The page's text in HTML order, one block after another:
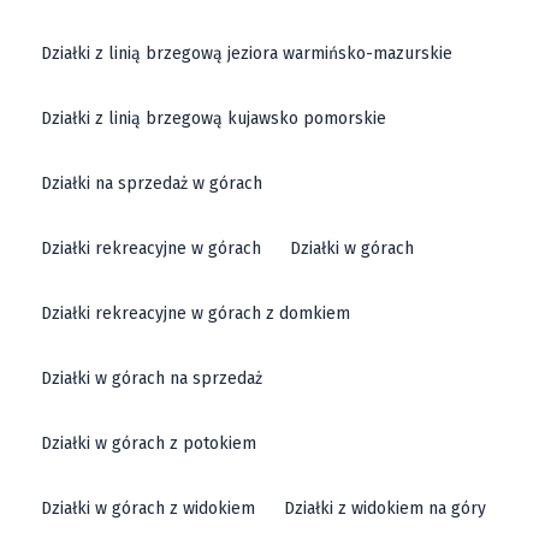
Działki z linią brzegową jeziora warmińsko-mazurskie
Działki z linią brzegową kujawsko pomorskie
Działki na sprzedaż w górach
Działki rekreacyjne w górach Działki w górach
Działki rekreacyjne w górach z domkiem
Działki w górach na sprzedaż
Działki w górach z potokiem
Działki w górach z widokiem Działki z widokiem na góry